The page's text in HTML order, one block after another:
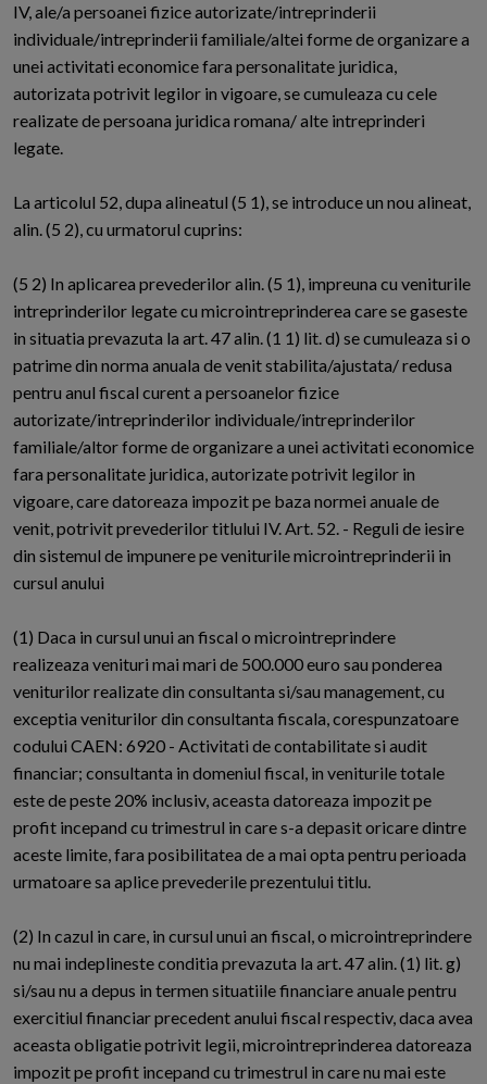
IV, ale/a persoanei fizice autorizate/intreprinderii
individuale/intreprinderii familiale/altei forme de organizare a
unei activitati economice fara personalitate juridica,
autorizata potrivit legilor in vigoare, se cumuleaza cu cele
realizate de persoana juridica romana/ alte intreprinderi
legate.
La articolul 52, dupa alineatul (5 1), se introduce un nou alineat,
alin. (5 2), cu urmatorul cuprins:
(5 2) In aplicarea prevederilor alin. (5 1), impreuna cu veniturile
intreprinderilor legate cu microintreprinderea care se gaseste
in situatia prevazuta la art. 47 alin. (1 1) lit. d) se cumuleaza si o
patrime din norma anuala de venit stabilita/ajustata/ redusa
pentru anul fiscal curent a persoanelor fizice
autorizate/intreprinderilor individuale/intreprinderilor
familiale/altor forme de organizare a unei activitati economice
fara personalitate juridica, autorizate potrivit legilor in
vigoare, care datoreaza impozit pe baza normei anuale de
venit, potrivit prevederilor titlului IV. Art. 52. - Reguli de iesire
din sistemul de impunere pe veniturile microintreprinderii in
cursul anului
(1) Daca in cursul unui an fiscal o microintreprindere
realizeaza venituri mai mari de 500.000 euro sau ponderea
veniturilor realizate din consultanta si/sau management, cu
exceptia veniturilor din consultanta fiscala, corespunzatoare
codului CAEN: 6920 - Activitati de contabilitate si audit
financiar; consultanta in domeniul fiscal, in veniturile totale
este de peste 20% inclusiv, aceasta datoreaza impozit pe
profit incepand cu trimestrul in care s-a depasit oricare dintre
aceste limite, fara posibilitatea de a mai opta pentru perioada
urmatoare sa aplice prevederile prezentului titlu.
(2) In cazul in care, in cursul unui an fiscal, o microintreprindere
nu mai indeplineste conditia prevazuta la art. 47 alin. (1) lit. g)
si/sau nu a depus in termen situatiile financiare anuale pentru
exercitiul financiar precedent anului fiscal respectiv, daca avea
aceasta obligatie potrivit legii, microintreprinderea datoreaza
impozit pe profit incepand cu trimestrul in care nu mai este